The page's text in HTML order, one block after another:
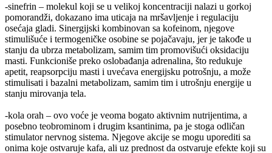
-sinefrin – molekul koji se u velikoj koncentraciji nalazi u gorkoj
pomorandži, dokazano ima uticaja na mršavljenje i regulaciju
osećaja gladi. Sinergijski kombinovan sa kofeinom, njegove
stimulišuće i termogeničke osobine se pojačavaju, jer je takođe u
stanju da ubrza metabolizam, samim tim promovišući oksidaciju
masti. Funkcioniše preko oslobađanja adrenalina, što redukuje
apetit, reapsorpciju masti i uvećava energijsku potrošnju, a može
stimulisati i bazalni metabolizam, samim tim i utrošnju energije u
stanju mirovanja tela.
-kola orah – ovo voće je veoma bogato aktivnim nutrijentima, a
posebno teobrominom i drugim ksantinima, pa je stoga odličan
stimulator nervnog sistema. Njegove akcije se mogu uporediti sa
onima koje ostvaruje kafa, ali uz prednost da ostvaruje efekte koji su